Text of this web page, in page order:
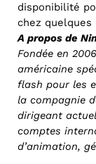
disponibilité
chez
A propos de
Fondée en
américaine
flash pour les
la compagnie
dirigeant
comptes
d’animation,